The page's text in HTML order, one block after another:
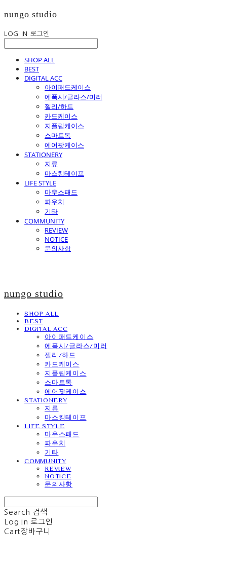
nungo studio
LOG IN 로그인
SHOP ALL
BEST
DIGITAL ACC
아이패드케이스
에폭시/글라스/미러
젤리/하드
카드케이스
지플립케이스
스마트톡
에어팟케이스
STATIONERY
지류
마스킹테이프
LIFE STYLE
마우스패드
파우치
기타
COMMUNITY
REVIEW
NOTICE
문의사항
nungo studio
SHOP ALL
BEST
DIGITAL ACC
아이패드케이스
에폭시/글라스/미러
젤리/하드
카드케이스
지플립케이스
스마트톡
에어팟케이스
STATIONERY
지류
마스킹테이프
LIFE STYLE
마우스패드
파우치
기타
COMMUNITY
REVIEW
NOTICE
문의사항
Search 검색
Log In 로그인
Cart장바구니